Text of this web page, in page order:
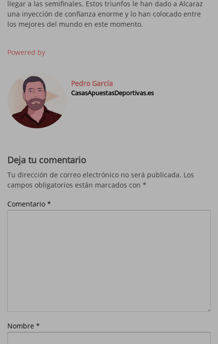
llegar a las semifinales. Estos triunfos le han dado a Alcaraz
una inyección de confianza enorme y lo han colocado entre
los mejores del mundo en este momento.
Powered by
Pedro García
CasasApuestasDeportivas.es
Deja tu comentario
Tu dirección de correo electrónico no será publicada. Los
campos obligatorios están marcados con *
Comentario *
Nombre *